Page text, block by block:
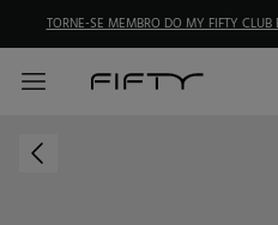
TORNE-SE MEMBRO DO MY FIFTY